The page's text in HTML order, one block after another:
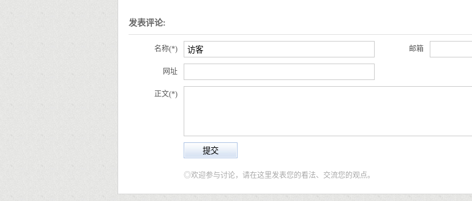
发表评论:
名称(*) 邮箱
网址
正文(*)
◎欢迎参与讨论，请在这里发表您的看法、交流您的观点。